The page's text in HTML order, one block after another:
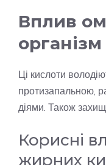
Вплив
організм
Ці кислоти
протизапальною,
діями. Також
Корисні
жирних